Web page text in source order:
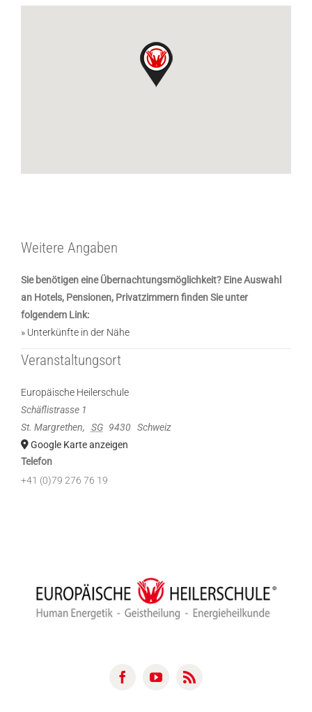
Veranstaltungsort
Europäische Heilerschule
Schäflistrasse 1
St. Margrethen, SG 9430 Schweiz
Google Karte anzeigen
Telefon
+41 (0)79 276 76 19
Weitere Angaben
Sie benötigen eine Übernachtungsmöglichkeit? Eine Auswahl
an Hotels, Pensionen, Privatzimmern finden Sie unter
folgendem Link:
» Unterkünfte in der Nähe